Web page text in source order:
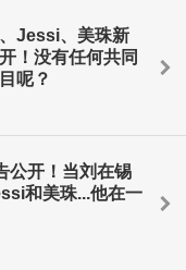
Jessi、美珠新
！没有任何共同
呢？
公开！当刘在锡
和美珠...他在一